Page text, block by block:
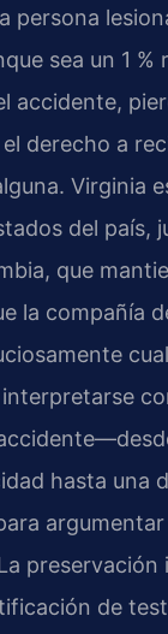
persona
sea un 1 %
accidente,
derecho a
Virginia
del país,
que
la compañía
hasta una
preservación
de